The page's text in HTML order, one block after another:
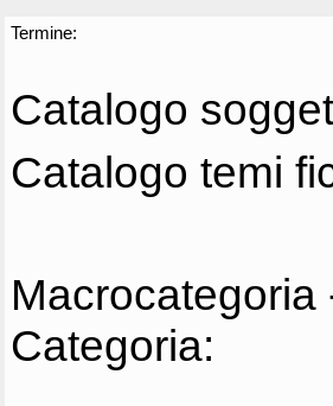
Termine:
Catalogo
Catalogo temi
Macrocategoria
Categoria: